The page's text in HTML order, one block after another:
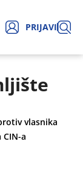
PRIJAVI
vlasnika
CIN-a